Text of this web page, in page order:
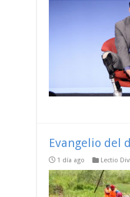
Evangelio del
1 día ago Lectio